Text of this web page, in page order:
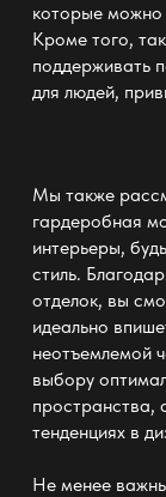
которые можно
Кроме того,
поддерживать
для людей,
Мы также
гардеробная
интерьеры,
стиль.
отделок, вы
идеально
неотъемлемой
выбору
пространства,
тенденциях в
Не менее